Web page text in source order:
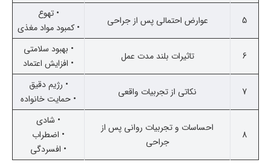
5 عوارض احتمالی پس از جراحی
• تهوع
• کمبود مواد مغذی
6 تاثیرات بلند مدت عمل
• بهبود سلامتی
• افزایش اعتماد
7 نکاتی از تجربیات واقعی
• رژیم دقیق
• حمایت خانواده
8
احساسات و تجربیات روانی پس از
جراحی
• شادی
• اضطراب
• افسردگی